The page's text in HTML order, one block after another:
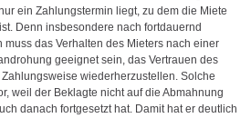
ein Zahlungstermin liegt, zu dem die Miete
Denn insbesondere nach fortdauernd
das Verhalten des Mieters nach einer
geeignet sein, das Vertrauen des
wiederherzustellen. Solche
weil der Beklagte nicht auf die Abmahnung
danach fortgesetzt hat. Damit hat er deutlich